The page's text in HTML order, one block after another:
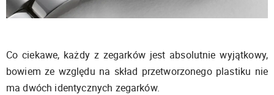
Co ciekawe, każdy z zegarków jest absolutnie wyjątkowy,
bowiem ze względu na skład przetworzonego plastiku nie
ma dwóch identycznych zegarków.